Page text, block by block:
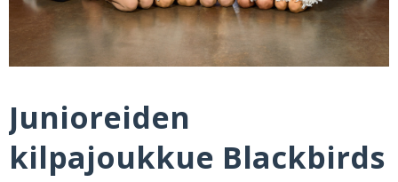
Junioreiden
kilpajoukkue Blackbirds